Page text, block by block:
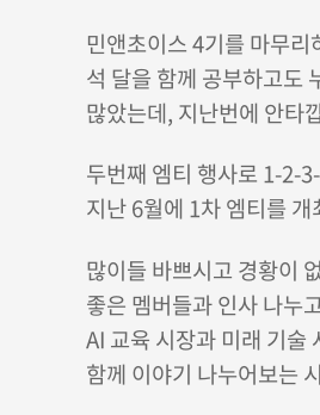
민앤초이스 4기를 마무
석 달을 함께 공부하고도
많았는데, 지난번에 안타
두번째 엠티 행사로 1-2-
지난 6월에 1차 엠티를
많이들 바쁘시고 경황이
좋은 멤버들과 인사 나누
AI 교육 시장과 미래 기술
함께 이야기 나누어보는